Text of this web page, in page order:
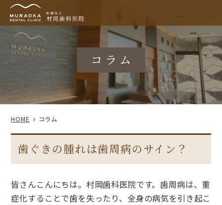
コラム
HOME コラム
歯ぐきの腫れは歯周病のサイン？
皆さんこんにちは。村岡歯科医院です。歯周病は、重
症化することで歯を失ったり、全身の病気を引き起こ